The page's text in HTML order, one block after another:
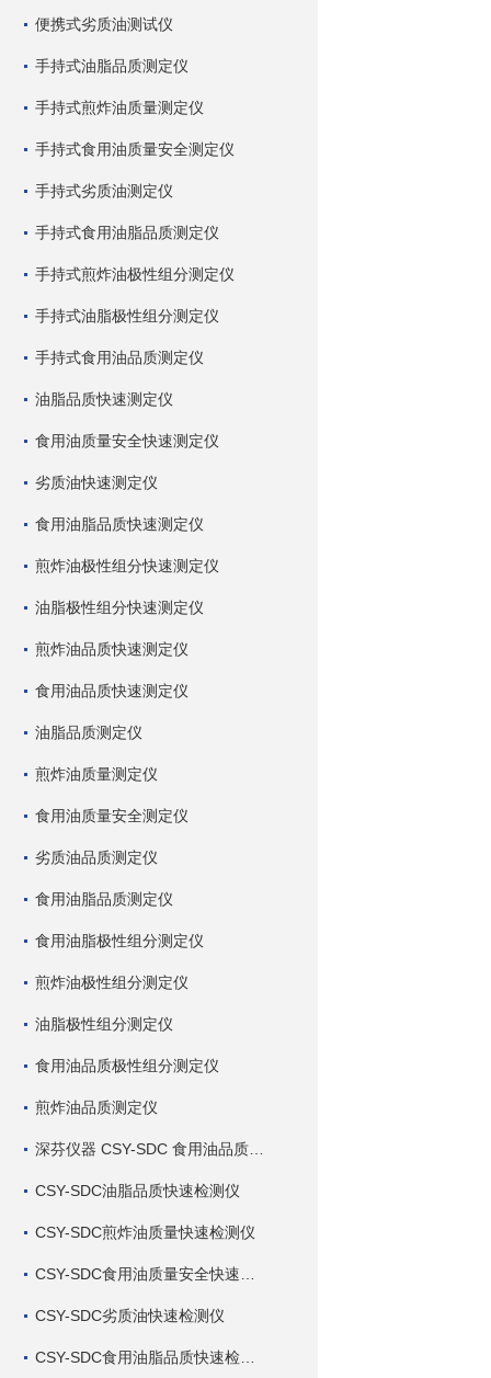
便携式劣质油测试仪
手持式油脂品质测定仪
手持式煎炸油质量测定仪
手持式食用油质量安全测定仪
手持式劣质油测定仪
手持式食用油脂品质测定仪
手持式煎炸油极性组分测定仪
手持式油脂极性组分测定仪
手持式食用油品质测定仪
油脂品质快速测定仪
食用油质量安全快速测定仪
劣质油快速测定仪
食用油脂品质快速测定仪
煎炸油极性组分快速测定仪
油脂极性组分快速测定仪
煎炸油品质快速测定仪
食用油品质快速测定仪
油脂品质测定仪
煎炸油质量测定仪
食用油质量安全测定仪
劣质油品质测定仪
食用油脂品质测定仪
食用油脂极性组分测定仪
煎炸油极性组分测定仪
油脂极性组分测定仪
食用油品质极性组分测定仪
煎炸油品质测定仪
CSY-SDC油脂品质快速检测仪
CSY-SDC煎炸油质量快速检测仪
CSY-SDC劣质油快速检测仪